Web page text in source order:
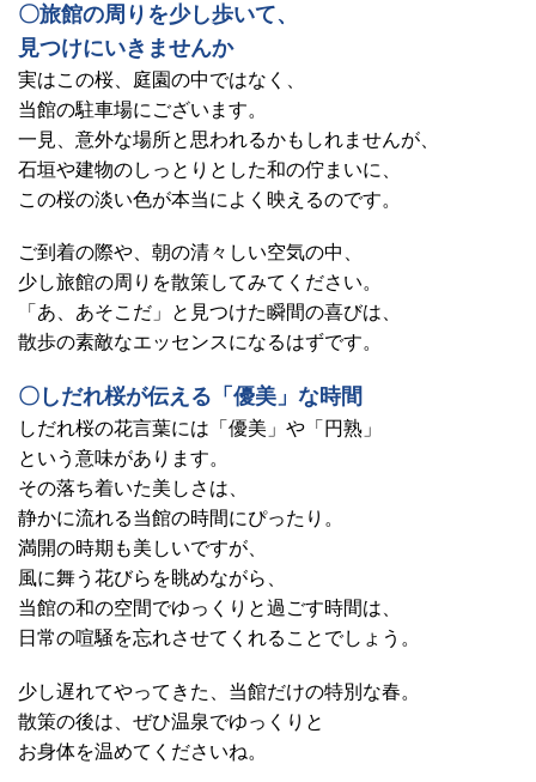
〇旅館の周りを少し歩いて、
見つけにいきませんか
実はこの桜、庭園の中ではなく、
当館の駐車場にございます。
一見、意外な場所と思われるかもしれませんが、
石垣や建物のしっとりとした和の佇まいに、
この桜の淡い色が本当によく映えるのです。
ご到着の際や、朝の清々しい空気の中、
少し旅館の周りを散策してみてください。
「あ、あそこだ」と見つけた瞬間の喜びは、
散歩の素敵なエッセンスになるはずです。
〇しだれ桜が伝える「優美」な時間
しだれ桜の花言葉には「優美」や「円熟」
という意味があります。
その落ち着いた美しさは、
静かに流れる当館の時間にぴったり。
満開の時期も美しいですが、
風に舞う花びらを眺めながら、
当館の和の空間でゆっくりと過ごす時間は、
日常の喧騒を忘れさせてくれることでしょう。
少し遅れてやってきた、当館だけの特別な春。
散策の後は、ぜひ温泉でゆっくりと
お身体を温めてくださいね。